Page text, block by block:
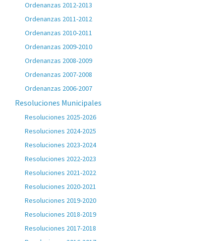
Ordenanzas 2012-2013
Ordenanzas 2011-2012
Ordenanzas 2010-2011
Ordenanzas 2009-2010
Ordenanzas 2008-2009
Ordenanzas 2007-2008
Ordenanzas 2006-2007
Resoluciones Municipales
Resoluciones 2025-2026
Resoluciones 2024-2025
Resoluciones 2023-2024
Resoluciones 2022-2023
Resoluciones 2021-2022
Resoluciones 2020-2021
Resoluciones 2019-2020
Resoluciones 2018-2019
Resoluciones 2017-2018